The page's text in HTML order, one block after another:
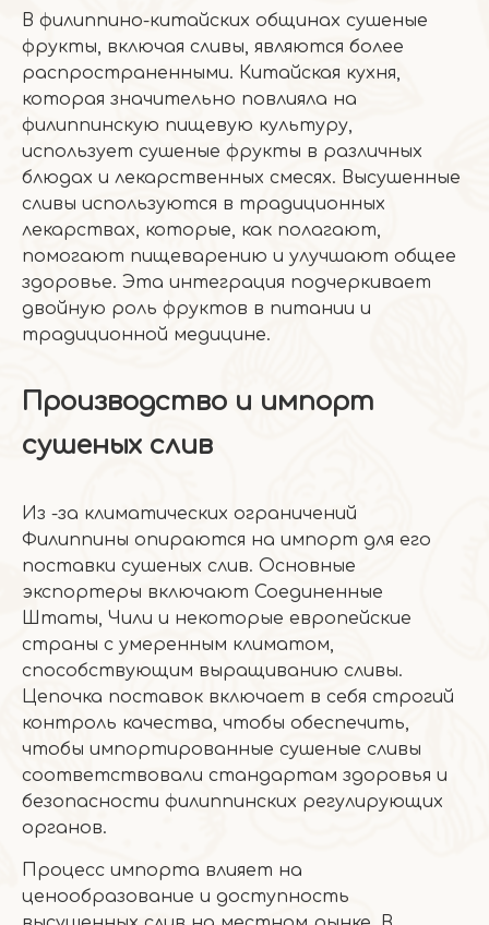
В филиппино-китайских общинах сушеные
фрукты, включая сливы, являются более
распространенными. Китайская кухня,
которая значительно повлияла на
филиппинскую пищевую культуру,
использует сушеные фрукты в различных
блюдах и лекарственных смесях. Высушенные
сливы используются в традиционных
лекарствах, которые, как полагают,
помогают пищеварению и улучшают общее
здоровье. Эта интеграция подчеркивает
двойную роль фруктов в питании и
традиционной медицине.
Производство и импорт
сушеных слив
Из -за климатических ограничений
Филиппины опираются на импорт для его
поставки сушеных слив. Основные
экспортеры включают Соединенные
Штаты, Чили и некоторые европейские
страны с умеренным климатом,
способствующим выращиванию сливы.
Цепочка поставок включает в себя строгий
контроль качества, чтобы обеспечить,
чтобы импортированные сушеные сливы
соответствовали стандартам здоровья и
безопасности филиппинских регулирующих
органов.
Процесс импорта влияет на
ценообразование и доступность